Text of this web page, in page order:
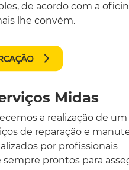
de acordo com a
lhe convém.
Midas
a realização de
de reparação e
por profissionais
prontos para